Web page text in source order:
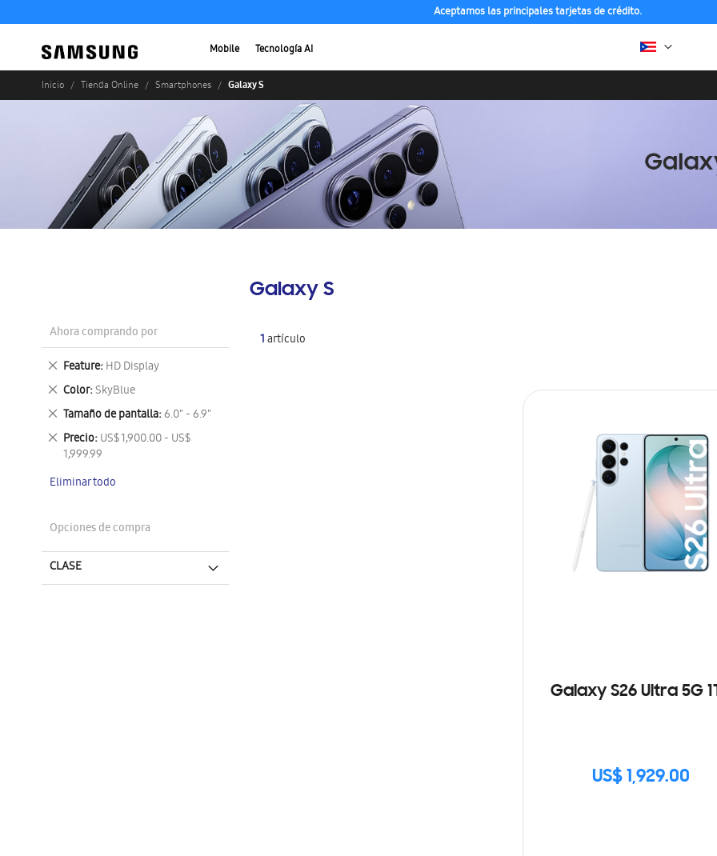
Aceptamos las principales tarjetas de crédito.
Mobile Tecnología AI
Inicio Tienda Online Smartphones Galaxy S
Galaxy S
1artículo
Galaxy S26 Ultra 5G
US$ 1,929.00
Ahora comprando por
Feature HD Display
Eliminar
este
artículo
Color SkyBlue
Eliminar
este
artículo
Tamaño de pantalla 6.0" - 6.9"
Eliminar
este
artículo
Precio US$ 1,900.00 - US$
1,999.99
Eliminar
este
Eliminar todo
Opciones de compra
CLASE